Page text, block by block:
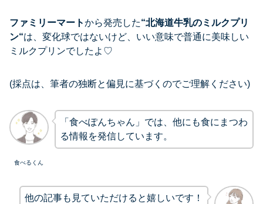
ファミリーマートから発売した“北海道牛乳のミルクプリ
ン“は、変化球ではないけど、いい意味で普通に美味しい
ミルクプリンでしたよ♡
(採点は、筆者の独断と偏見に基づくのでご理解ください)
食べるくん
「食べぽんちゃん」では、他にも食にまつわ
る情報を発信しています。
他の記事も見ていただけると嬉しいです！